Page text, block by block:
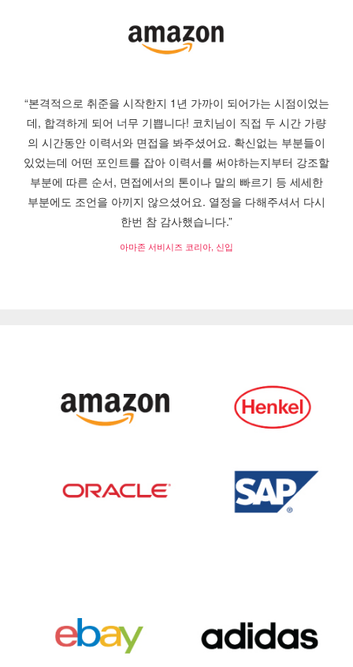
“본격적으로 취준을 시작한지 1년 가까이 되어가는 시점이었는
데, 합격하게 되어 너무 기쁩니다! 코치님이 직접 두 시간 가량
의 시간동안 이력서와 면접을 봐주셨어요. 확신없는 부분들이
있었는데 어떤 포인트를 잡아 이력서를 써야하는지부터 강조할
부분에 따른 순서, 면접에서의 톤이나 말의 빠르기 등 세세한
부분에도 조언을 아끼지 않으셨어요. 열정을 다해주셔서 다시
한번 참 감사했습니다.”
아마존 서비시즈 코리아, 신입